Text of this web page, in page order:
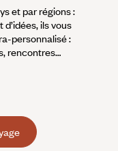
et par régions :
ils vous
personnalisé :
rencontres…